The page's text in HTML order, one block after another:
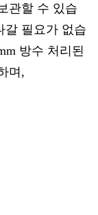
관할 수 있습
갈 필요가 없습
방수 처리된
며,